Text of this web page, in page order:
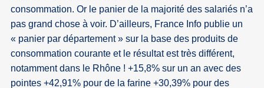
consommation. Or le panier de la majorité des salariés n’a
pas grand chose à voir. D’ailleurs, France Info publie un
« panier par département » sur la base des produits de
consommation courante et le résultat est très différent,
notamment dans le Rhône ! +15,8% sur un an avec des
pointes +42,91% pour de la farine +30,39% pour des